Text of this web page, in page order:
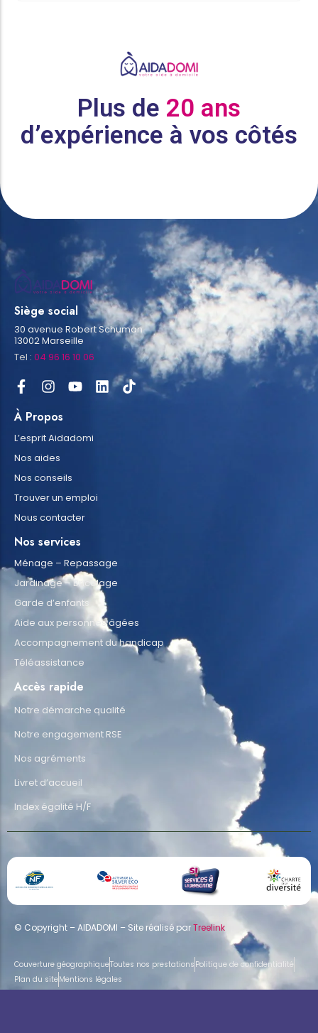
Plus de 20 ans
d’expérience à vos côtés
Siège social
30 avenue Robert Schuman
13002 Marseille
Tel : 04 96 16 10 06
À Propos
L’esprit Aidadomi
Nos aides
Nos conseils
Trouver un emploi
Nous contacter
Nos services
Ménage – Repassage
Jardinage – Bricolage
Garde d’enfants
Aide aux personnes âgées
Accompagnement du handicap
Téléassistance
Accès rapide
Notre démarche qualité
Notre engagement RSE
Nos agréments
Livret d’accueil
Index égalité H/F
© Copyright – AIDADOMI – Site réalisé parTreelink
Couverture géographiqueToutes nos prestations Politique de confidentialité
Plan du siteMentions légales